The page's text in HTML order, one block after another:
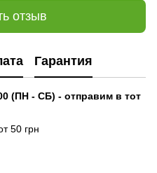
отзыв
Гарантия
(ПН - СБ) - отправим в тот
50 грн